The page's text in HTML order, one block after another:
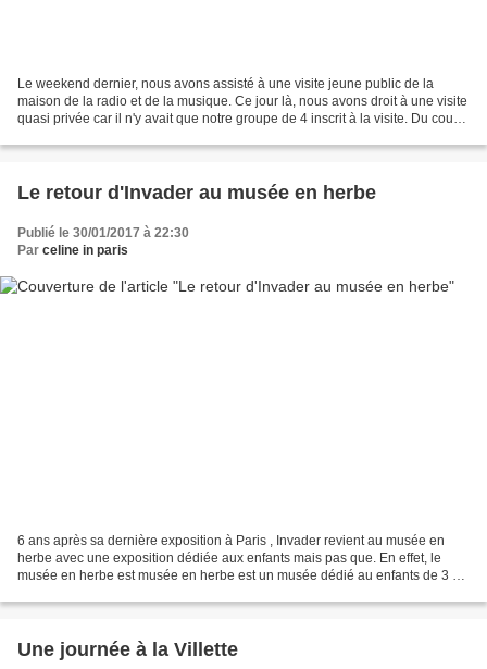
Le weekend dernier, nous avons assisté à une visite jeune public de la
maison de la radio et de la musique. Ce jour là, nous avons droit à une visite
quasi privée car il n'y avait que notre groupe de 4 inscrit à la visite. Du coup,
Le retour d'Invader au musée en herbe
Publié le 30/01/2017 à 22:30
Par celine in paris
6 ans après sa dernière exposition à Paris , Invader revient au musée en
herbe avec une exposition dédiée aux enfants mais pas que. En effet, le
musée en herbe est musée en herbe est un musée dédié au enfants de 3 à
Une journée à la Villette